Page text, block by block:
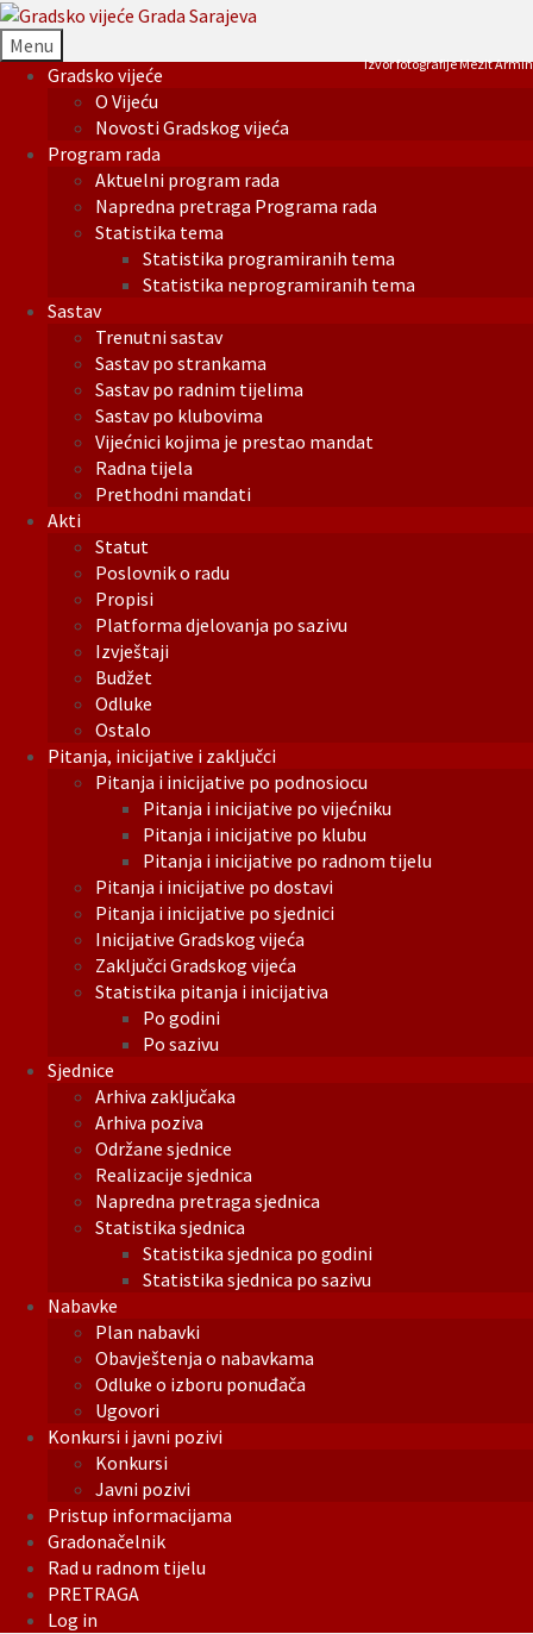
Menu
Gradsko vijeće
O Vijeću
Novosti Gradskog vijeća
Program rada
Aktuelni program rada
Napredna pretraga Programa rada
Statistika tema
Statistika programiranih tema
Statistika neprogramiranih tema
Sastav
Trenutni sastav
Sastav po strankama
Sastav po radnim tijelima
Sastav po klubovima
Vijećnici kojima je prestao mandat
Radna tijela
Prethodni mandati
Akti
Statut
Poslovnik o radu
Propisi
Platforma djelovanja po sazivu
Izvještaji
Budžet
Odluke
Ostalo
Pitanja, inicijative i zaključci
Pitanja i inicijative po podnosiocu
Pitanja i inicijative po vijećniku
Pitanja i inicijative po klubu
Pitanja i inicijative po radnom tijelu
Pitanja i inicijative po dostavi
Pitanja i inicijative po sjednici
Inicijative Gradskog vijeća
Zaključci Gradskog vijeća
Statistika pitanja i inicijativa
Po godini
Po sazivu
Sjednice
Arhiva zaključaka
Arhiva poziva
Održane sjednice
Realizacije sjednica
Napredna pretraga sjednica
Statistika sjednica
Statistika sjednica po godini
Statistika sjednica po sazivu
Nabavke
Plan nabavki
Obavještenja o nabavkama
Odluke o izboru ponuđača
Ugovori
Konkursi i javni pozivi
Konkursi
Javni pozivi
Pristup informacijama
Gradonačelnik
Rad u radnom tijelu
PRETRAGA
Log in
Izvor fotografije Mezit Armin